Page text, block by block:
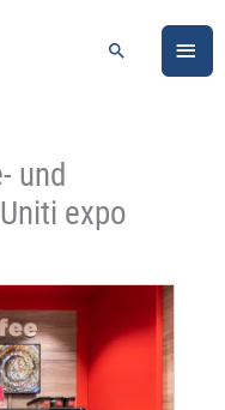
Suchen
und
expo